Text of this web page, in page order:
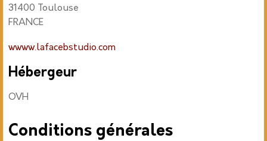
31400 Toulouse
FRANCE
wwww.lafacebstudio.com
Hébergeur
OVH
Conditions générales